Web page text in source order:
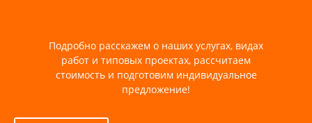
Подробно расскажем о наших услугах, видах
работ и типовых проектах, рассчитаем
стоимость и подготовим индивидуальное
предложение!